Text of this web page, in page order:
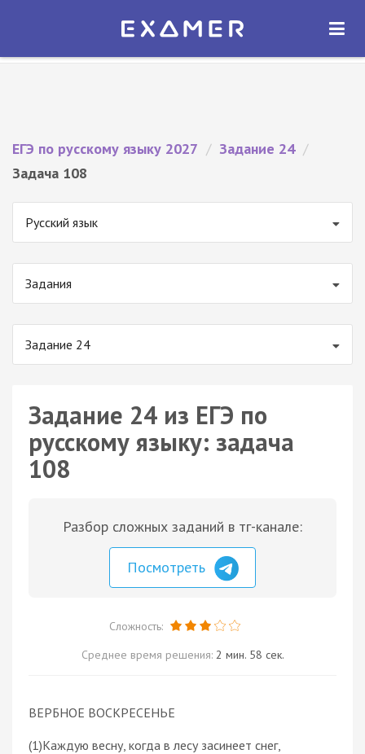
Экзамер — ЕГЭ 2027
ОТКРЫТЬ
ЕГЭ по русскому языку 2027 / Задание 24 /
Задача 108
Русский язык
Задания
Задание 24
Задание 24 из ЕГЭ по
русскому языку: задача
108
Разбор сложных заданий в тг-канале:
Посмотреть
Сложность:
Среднее время решения: 2 мин. 58 сек.
ВЕРБНОЕ ВОСКРЕСЕНЬЕ
(1)Каждую весну, когда в лесу засинеет снег,